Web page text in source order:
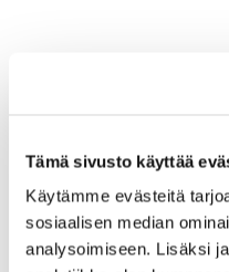
Tämä sivusto käyttää
Käytämme evästeitä
sosiaalisen median
analysoimiseen. Lisäksi